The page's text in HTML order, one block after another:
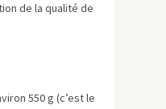
de la qualité de
550 g (c’est le